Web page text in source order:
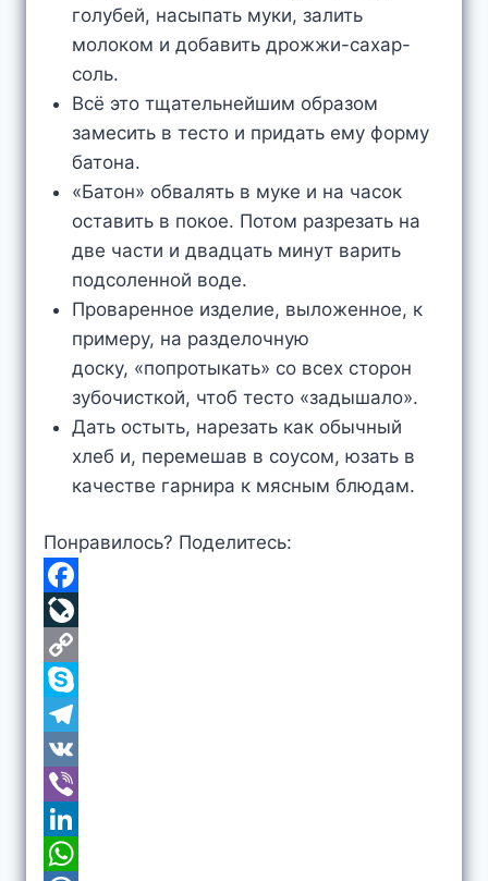
голубей, насыпать муки, залить
молоком и добавить дрожжи-сахар-
соль.
Всё это тщательнейшим образом
замесить в тесто и придать ему форму
батона.
«Батон» обвалять в муке и на часок
оставить в покое. Потом разрезать на
две части и двадцать минут варить
подсоленной воде.
Проваренное изделие, выложенное, к
примеру, на разделочную
доску, «попротыкать» со всех сторон
зубочисткой, чтоб тесто «задышало».
Дать остыть, нарезать как обычный
хлеб и, перемешав в соусом, юзать в
качестве гарнира к мясным блюдам.
Понравилось? Поделитесь:
F
a
c
e
b
o
o
k
L
v
e
J
o
u
C
o
p
y
L
S
k
y
p
e
T
e
e
V
K
V
L